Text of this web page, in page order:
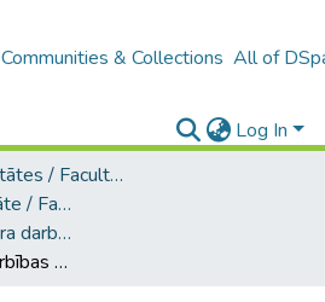
Communities & Collections All of
Log In
B4 – LU fakultātes / Faculties of the UL
A -- Juridiskā fakultāte / Faculty of Law
Bakalaura un maģistra darbi (JF) / Bachelor's and Master's theses
Kriminālsodāmas darbības ar cilvēku audiem un orgāniem